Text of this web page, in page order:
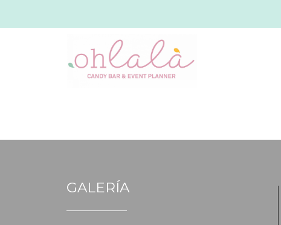
GALERÍA